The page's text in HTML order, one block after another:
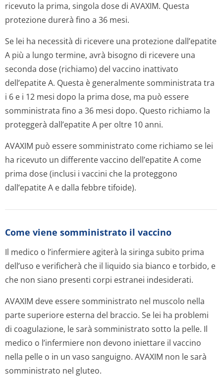
ricevuto la prima, singola dose di AVAXIM. Questa
protezione durerà fino a 36 mesi.
Se lei ha necessità di ricevere una protezione dall’epatite
A più a lungo termine, avrà bisogno di ricevere una
seconda dose (richiamo) del vaccino inattivato
dell’epatite A. Questa è generalmente somministrata tra
i 6 e i 12 mesi dopo la prima dose, ma può essere
somministrata fino a 36 mesi dopo. Questo richiamo la
proteggerà dall’epatite A per oltre 10 anni.
AVAXIM può essere somministrato come richiamo se lei
ha ricevuto un differente vaccino dell’epatite A come
prima dose (inclusi i vaccini che la proteggono
dall’epatite A e dalla febbre tifoide).
Come viene somministrato il vaccino
Il medico o l’infermiere agiterà la siringa subito prima
dell’uso e verificherà che il liquido sia bianco e torbido, e
che non siano presenti corpi estranei indesiderati.
AVAXIM deve essere somministrato nel muscolo nella
parte superiore esterna del braccio. Se lei ha problemi
di coagulazione, le sarà somministrato sotto la pelle. Il
medico o l’infermiere non devono iniettare il vaccino
nella pelle o in un vaso sanguigno. AVAXIM non le sarà
somministrato nel gluteo.